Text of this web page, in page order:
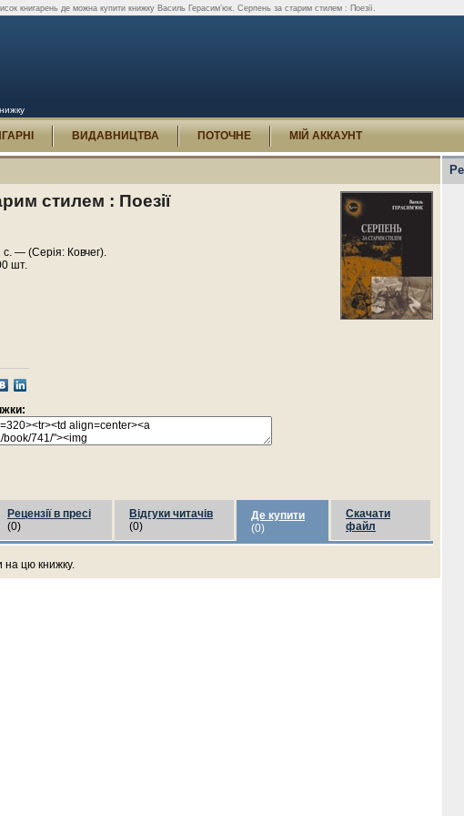
книгарень де можна купити книжку Василь Герасим’юк. Серпень за старим стилем : Поезії.
ВИДАВНИЦТВА ПОТОЧНЕ МІЙ АККАУНТ
стилем : Поезії
— (Серія: Ковчег).
шт.
Рецензії в пресі
(0)
Відгуки читачів
(0)
Де купити
(0)
Скачати
файл
на цю книжку.